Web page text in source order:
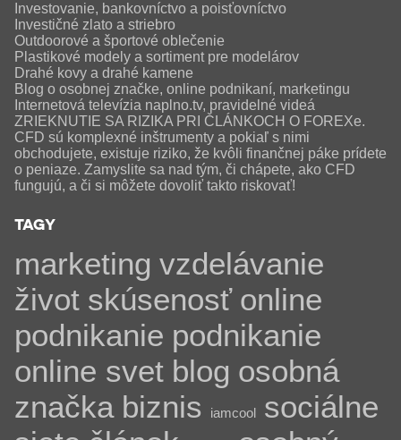
Investovanie, bankovníctvo a poisťovníctvo
Investičné zlato a striebro
Outdoorové a športové oblečenie
Plastikové modely a sortiment pre modelárov
Drahé kovy a drahé kamene
Blog o osobnej značke, online podnikaní, marketingu
Internetová televízia naplno.tv, pravidelné videá
ZRIEKNUTIE SA RIZIKA PRI ČLÁNKOCH O FOREXe.
CFD sú komplexné inštrumenty a pokiaľ s nimi
obchodujete, existuje riziko, že kvôli finančnej páke prídete
o peniaze. Zamyslite sa nad tým, či chápete, ako CFD
fungujú, a či si môžete dovoliť takto riskovať!
TAGY
marketing vzdelávanie
život skúsenosť online
podnikanie podnikanie
online svet blog osobná
značka biznis iamcool
sociálne